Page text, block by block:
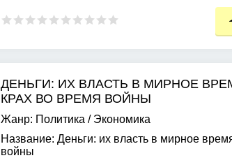
ДЕНЬГИ: ИХ ВЛАСТЬ В МИРНОЕ
КРАХ ВО ВРЕМЯ ВОЙНЫ
Жанр: Политика / Экономика
Название: Деньги: их власть в мирное
войны